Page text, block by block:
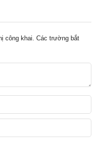
công khai. Các trường bắt